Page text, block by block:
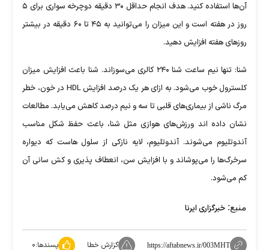
آن‌ها استفاده کنید. هدف انجام حداقل ۳۰ دقیقه دوچرخه سواری برای ۵
روز در هفته است و این میزان را می‌توانید به ۴۵ تا ۶۰ دقیقه در بیشتر
روز‌های هفته افزایش دهید.
شنا: تنها نیم ساعت شنا ۲۴۰ کالری می‌سوزاند. شنا باعث افزایش میزان
کلسترول خوب می‌شود. به ازای هر یک درصد افزایش HDL در خون، خطر
مرگ ناشی از بیماری‌های قلبی تا سه و نیم درصد کاهش می‌یابد. مطالعات
نشان داده اند ورزش‌های هوازی مثل شنا، باعث حفظ شکل مناسب
آندوتلیوم می‌شوند. آندوتلیوم، لایه نازکی از سلول هاست که دیواره
سرخرگ‌ها را می‌پوشاند و با افزایش سن، انعطاف پذیری و کش سانی آن
کم می‌شود.
منبع: خبرگزاری ایرنا
https://aftabnews.ir/003MHT گزارش خطا پسندها:۰